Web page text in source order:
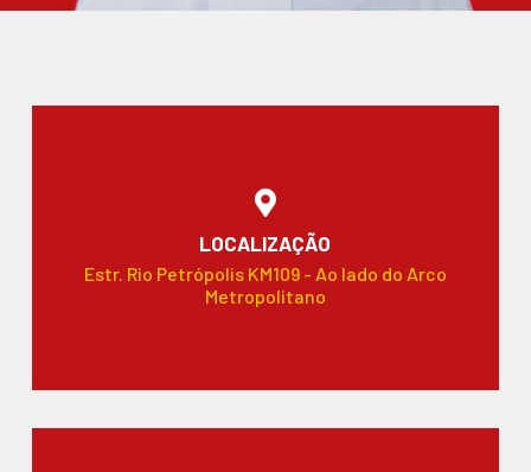
LOCALIZAÇÃO
Estr. Rio Petrópolis KM109 - Ao lado do Arco
Metropolitano